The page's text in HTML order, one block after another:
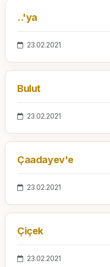
..'ya
23.02.2021
Bulut
23.02.2021
Çaadayev'e
23.02.2021
Çiçek
23.02.2021